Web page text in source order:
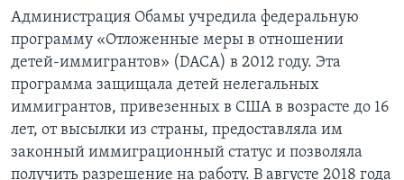
Администрация Обамы учредила федеральную
программу «Отложенные меры в отношении
детей-иммигрантов» (DACA) в 2012 году. Эта
программа защищала детей нелегальных
иммигрантов, привезенных в США в возрасте до 16
лет, от высылки из страны, предоставляла им
законный иммиграционный статус и позволяла
получить разрешение на работу. В августе 2018 года